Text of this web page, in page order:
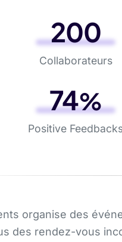
200
Collaborateurs
94%
Positive
organise des
des rendez-vous